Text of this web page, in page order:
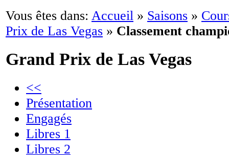
Vous êtes dans: Accueil » Saisons »
Prix de Las Vegas » Classement
Grand Prix de Las Vegas
<<
Présentation
Engagés
Libres 1
Libres 2